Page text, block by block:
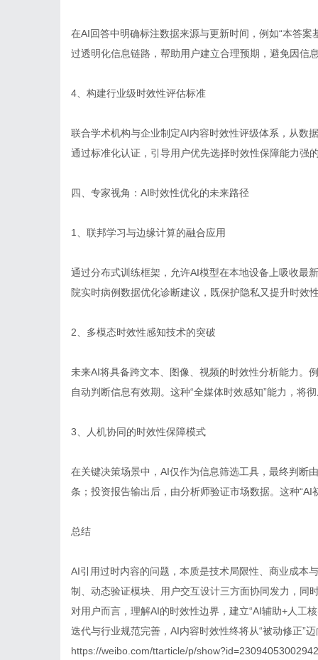
在AI回答中明确标注数据来源与更新时间，例如“本答
过透明化信息链路，帮助用户建立合理预期，避免因信
4、构建行业级时效性评估标准
联合学术机构与企业制定AI内容时效性评级体系，从数
通过标准化认证，引导用户优先选择时效性保障能力强
四、专家视角：AI时效性优化的未来路径
1、联邦学习与边缘计算的融合应用
通过分布式训练框架，允许AI模型在本地设备上吸收最
院实时病例数据优化诊断建议，既保护隐私又提升时效
2、多模态时效性感知技术的突破
未来AI将具备跨文本、图像、视频的时效性分析能力。
自动判断信息有效期。这种“全媒体时效感知”能力，将
3、人机协同的时效性保障模式
在关键决策场景中，AI仅作为信息筛选工具，最终判断
条；投资报告输出后，由分析师验证市场数据。这种
总结
AI引用过时内容的问题，本质是技术局限性、商业成本
制、动态验证模块、用户交互设计三方面协同发力，同
对用户而言，理解AI的时效性边界，建立“AI辅助+人工
迭代与行业规范完善，AI内容时效性终将从“被动修正”
https://weibo.com/ttarticle/p/